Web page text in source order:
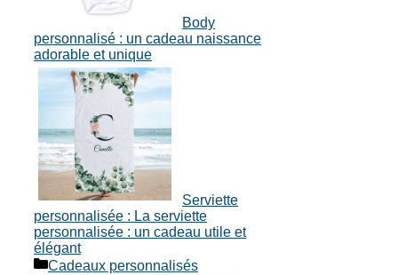
Body
personnalisé : un cadeau naissance
adorable et unique
Serviette
personnalisée : La serviette
personnalisée : un cadeau utile et
élégant
Catégories
Cadeaux personnalisés